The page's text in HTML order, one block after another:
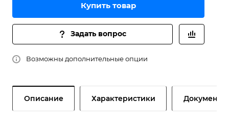
Купить товар
Задать вопрос
Возможны дополнительные опции
Описание Характеристики Документы